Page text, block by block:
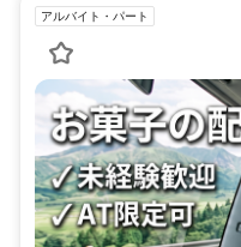
アルバイト・パート